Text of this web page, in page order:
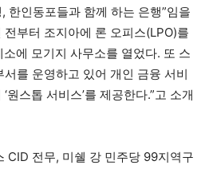
한인동포들과 함께 하는 은행”임을
전부터 조지아에 론 오피스(LPO)를
에 모기지 사무소를 열었다. 또 스
를 운영하고 있어 개인 금융 서비
원스톱 서비스’를 제공한다.”고 소개
CID 전무, 미쉘 강 민주당 99지역구